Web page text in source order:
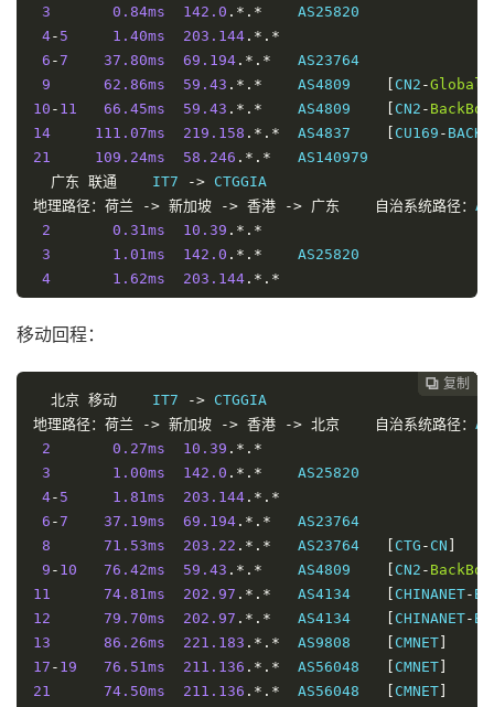
3
0.84ms 142.0 .*.*
4- 5 1.40ms 203.144 .*.*
6 -7 37.80ms 69.194 .*.*
9
62.86ms 59.43 .*.*
    AS4809
CN2 -Global
10 - 11 66.45ms 59.43 .*.*
    AS4809
CN2 -
14
111.07ms 219.158 .*.*
  AS4837
CU169 -
21
109.24ms 58.246 .*.*
广东 联通
    IT7
->
地理路径：荷兰
-> 新加坡 -> 香港 -> 广东 自治系统路径：
2
0.31ms 10.39 .*.*
3
1.01ms 142.0 .*.*
4
1.62ms 203.144 .*.*
5
1.09ms 69.194.*.*
6-7
11
45.70ms 202.97.*.*
   AS4134
[CHINANET-BB
105.53ms 219.158.*.*
21
105.36ms 157.148 .*.*
  AS136958
[UNICOM-GD ]
移动回程：
 复制
 复制
 复制
 复制
 复制
北京 移动
    IT7
->
地理路径：荷兰
-> 新加坡 -> 香港 -> 北京 自治系统路径：
2
0.27ms 10.39 .*.*
3
1.00ms 142.0 .*.*
4- 5 1.81ms 203.144 .*.*
6 -7 37.19ms 69.194 .*.*
8
71.53ms 203.22 .*.*
   AS23764
CTG - CN
9 - 10 76.42ms 59.43 .*.*
    AS4809
CN2 -
11
74.81ms 202.97 .*.*
   AS4134
CHINANET- BB
12
79.70ms 202.97 .*.*
   AS4134
CHINANET- BB
13
86.26ms 221.183 .*.*
  AS9808
CMNET
17 - 19 76.51ms 211.136 .*.*
  AS56048
CMNET
21
74.50ms 211.136 .*.*
  AS56048
CMNET